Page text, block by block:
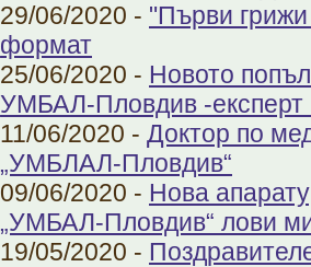
29/06/2020 - "Първи
формат
25/06/2020 - Новото
УМБАЛ-Пловдив -експерт
11/06/2020 - Доктор по
„УМБЛАЛ-Пловдив“
09/06/2020 - Нова
„УМБАЛ-Пловдив“ лови
19/05/2020 -